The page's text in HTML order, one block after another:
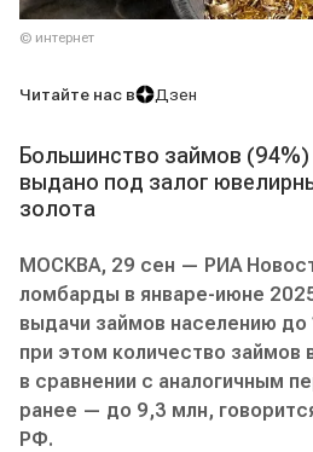
© интернет
Читайте нас в Дзен
Большинство займов
выдано под залог
золота
МОСКВА, 29 сен — РИА
ломбарды в январе-июне
выдачи займов населению до
при этом количество займов
в сравнении с аналогичным
ранее — до 9,3 млн,
РФ.